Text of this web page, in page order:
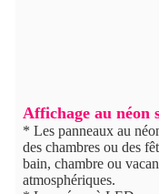
Affichage au néon
* Les panneaux au
des chambres ou des
bain, chambre ou
atmosphériques.